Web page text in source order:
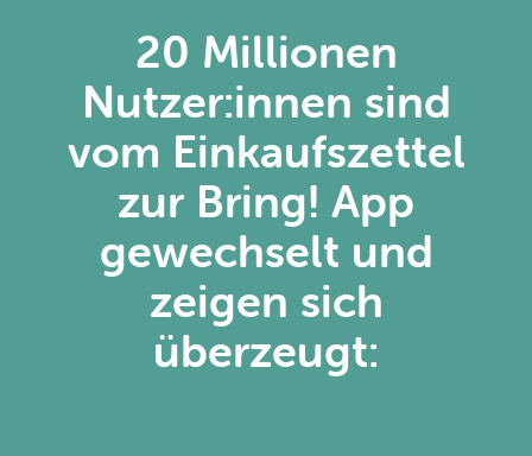
20 Millionen
Nutzer:innen sind
vom Einkaufszettel
zur Bring! App
gewechselt und
zeigen sich
überzeugt: